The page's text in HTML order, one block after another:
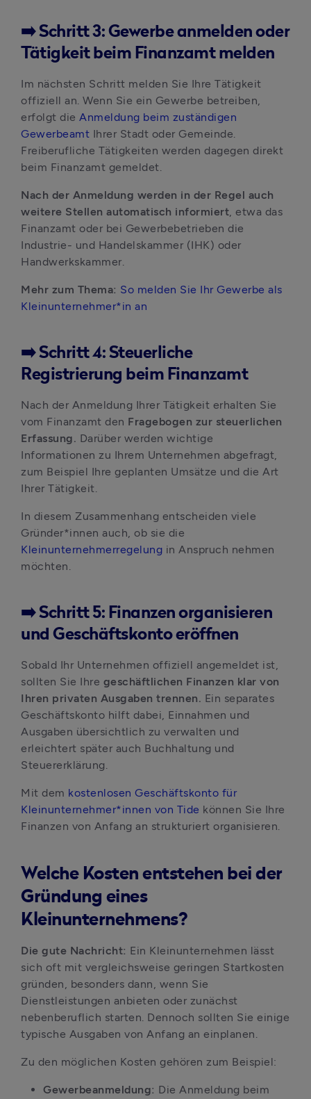
➡️ Schritt 3: Gewerbe anmelden oder
Tätigkeit beim Finanzamt melden
Im nächsten Schritt melden Sie Ihre Tätigkeit
offiziell an. Wenn Sie ein Gewerbe betreiben,
erfolgt die Anmeldung beim zuständigen
Gewerbeamt Ihrer Stadt oder Gemeinde.
Freiberufliche Tätigkeiten werden dagegen direkt
beim Finanzamt gemeldet.
Nach der Anmeldung werden in der Regel auch
weitere Stellen automatisch informiert, etwa das
Finanzamt oder bei Gewerbebetrieben die
Industrie- und Handelskammer (IHK) oder
Handwerkskammer.
Mehr zum Thema: So melden Sie Ihr Gewerbe als
Kleinunternehmer*in an
➡️ Schritt 4: Steuerliche
Registrierung beim Finanzamt
Nach der Anmeldung Ihrer Tätigkeit erhalten Sie
vom Finanzamt den Fragebogen zur steuerlichen
Erfassung. Darüber werden wichtige
Informationen zu Ihrem Unternehmen abgefragt,
zum Beispiel Ihre geplanten Umsätze und die Art
Ihrer Tätigkeit.
In diesem Zusammenhang entscheiden viele
Kleinunternehmerregelung in Anspruch nehmen
möchten.
➡️ Schritt 5: Finanzen organisieren
und Geschäftskonto eröffnen
Sobald Ihr Unternehmen offiziell angemeldet ist,
sollten Sie Ihre geschäftlichen Finanzen klar von
Ihren privaten Ausgaben trennen. Ein separates
Geschäftskonto hilft dabei, Einnahmen und
Ausgaben übersichtlich zu verwalten und
erleichtert später auch Buchhaltung und
Steuererklärung.
Mit dem kostenlosen Geschäftskonto für
Kleinunternehmer*innen von Tide können Sie Ihre
Finanzen von Anfang an strukturiert organisieren.
Welche Kosten entstehen bei der
Gründung eines
Kleinunternehmens?
Die gute Nachricht: Ein Kleinunternehmen lässt
sich oft mit vergleichsweise geringen Startkosten
gründen, besonders dann, wenn Sie
Dienstleistungen anbieten oder zunächst
nebenberuflich starten. Dennoch sollten Sie einige
typische Ausgaben von Anfang an einplanen.
Zu den möglichen Kosten gehören zum Beispiel:
Gewerbeanmeldung: Die Anmeldung beim